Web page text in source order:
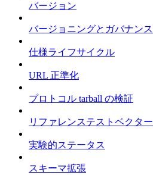
バージョン
バージョニングとガバナンス
仕様ライフサイクル
URL 正準化
プロトコル tarball の検証
リファレンステストベクター
実験的ステータス
スキーマ拡張